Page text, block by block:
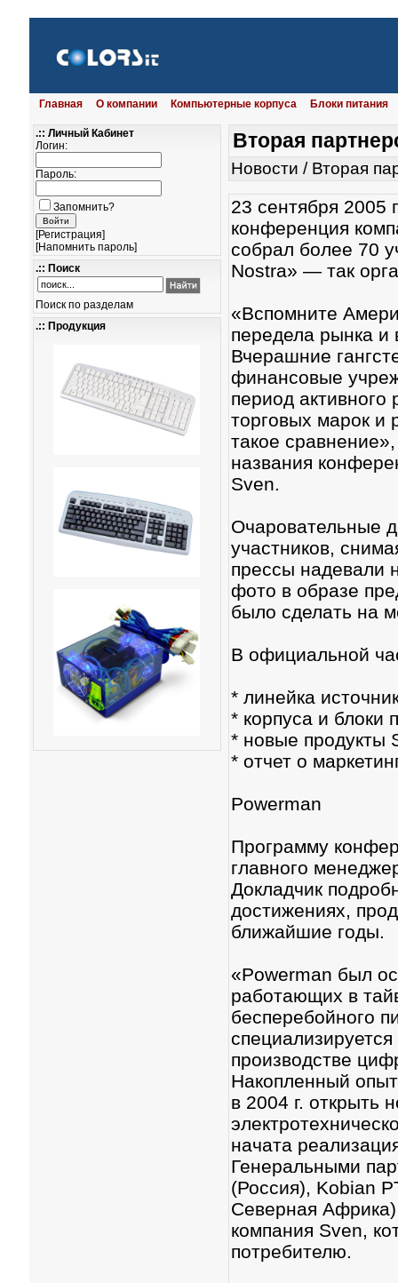
Главная О компании Компьютерные корпуса Блоки питания
.:: Личный Кабинет
Логин:
Пароль:
Запомнить?
[Регистрация]
[Напомнить пароль]
.:: Поиск
Поиск по разделам
.:: Продукция
Вторая
Новости / Вторая
23 сентября 2005
конференция
собрал более 70
Nostra» — так
«Вспомните
передела рынка и
Вчерашние
финансовые
период
торговых марок
такое
названия
Sven.
Очаровательные
участников,
прессы надевали
фото в образе
было сделать на
В официальной
* линейка
* корпуса и блоки
* новые продукты
* отчет о
Powerman
Программу
главного
Докладчик
достижениях,
ближайшие годы.
«Powerman был
работающих в
бесперебойного
производстве
Накопленный
в 2004 г. открыть
начата
Генеральными
(Россия), Kobian
Северная Африка)
компания Sven,
потребителю.